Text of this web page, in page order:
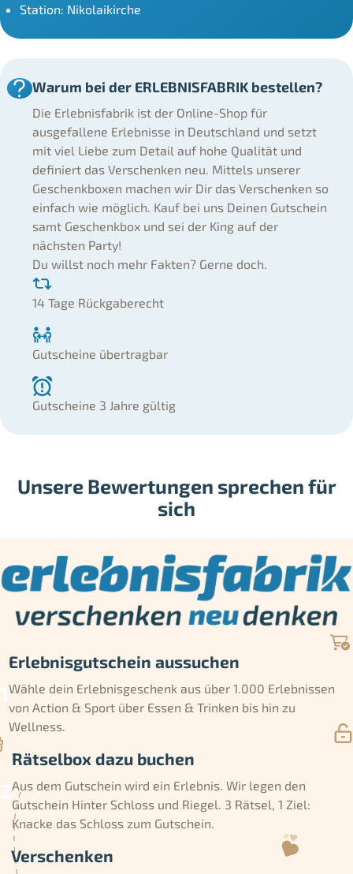
Station: Nikolaikirche
Warum bei der ERLEBNISFABRIK bestellen?
Die Erlebnisfabrik ist der Online-Shop für
ausgefallene Erlebnisse in Deutschland und setzt
mit viel Liebe zum Detail auf hohe Qualität und
definiert das Verschenken neu. Mittels unserer
Geschenkboxen machen wir Dir das Verschenken so
einfach wie möglich. Kauf bei uns Deinen Gutschein
samt Geschenkbox und sei der King auf der
nächsten Party!
Du willst noch mehr Fakten? Gerne doch.
14 Tage Rückgaberecht
Gutscheine übertragbar
Gutscheine 3 Jahre gültig
Unsere Bewertungen sprechen für
sich
Erlebnisgutschein aussuchen
Wähle dein Erlebnisgeschenk aus über 1.000 Erlebnissen
von Action & Sport über Essen & Trinken bis hin zu
Wellness.
Rätselbox dazu buchen
Aus dem Gutschein wird ein Erlebnis. Wir legen den
Gutschein Hinter Schloss und Riegel. 3 Rätsel, 1 Ziel:
Knacke das Schloss zum Gutschein.
Verschenken